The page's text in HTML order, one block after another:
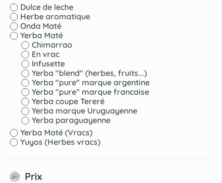
Dulce de leche
Herbe aromatique
Onda Maté
Yerba Maté
Chimarrao
En vrac
Infusette
Yerba "blend" (herbes, fruits...)
Yerba "pure" marque argentine
Yerba "pure" marque francaise
Yerba coupe Tereré
Yerba marque Uruguayenne
Yerba paraguayenne
Yerba Maté (Vracs)
Yuyos (Herbes vracs)
Prix